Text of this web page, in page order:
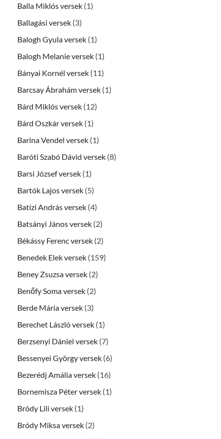
Balla Miklós versek (1)
Ballagási versek (3)
Balogh Gyula versek (1)
Balogh Melanie versek (1)
Bányai Kornél versek (11)
Barcsay Ábrahám versek (1)
Bárd Miklós versek (12)
Bárd Oszkár versek (1)
Barina Vendel versek (1)
Baróti Szabó Dávid versek (8)
Barsi József versek (1)
Bartók Lajos versek (5)
Batízi András versek (4)
Batsányi János versek (2)
Békássy Ferenc versek (2)
Benedek Elek versek (159)
Beney Zsuzsa versek (2)
Benőfy Soma versek (2)
Berde Mária versek (3)
Berechet László versek (1)
Berzsenyi Dániel versek (7)
Bessenyei György versek (6)
Bezerédj Amália versek (16)
Bornemisza Péter versek (1)
Bródy Lili versek (1)
Bródy Miksa versek (2)